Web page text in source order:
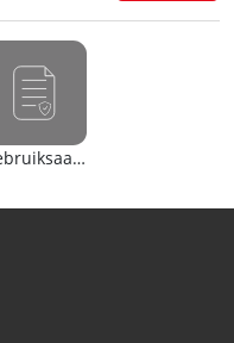
Gebruiksaanwijzing